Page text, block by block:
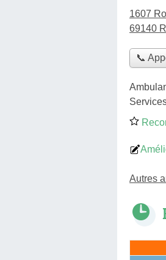
1607
69140
📞
Autres